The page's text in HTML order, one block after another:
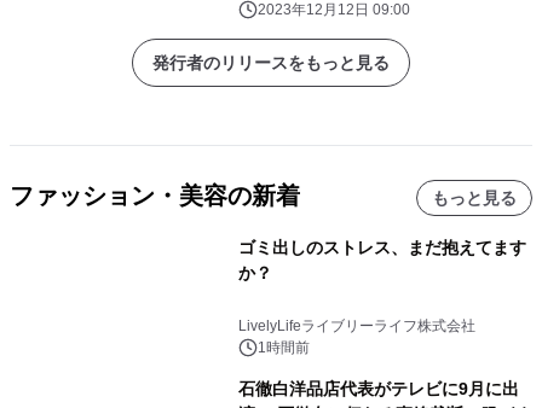
2023年12月12日 09:00
発行者のリリースをもっと見る
ファッション・美容の新着 もっと見る
ゴミ出しのストレス、まだ抱えてます
か？
LivelyLifeライブリーライフ株式会社
1時間前
石徹白洋品店代表がテレビに9月に出